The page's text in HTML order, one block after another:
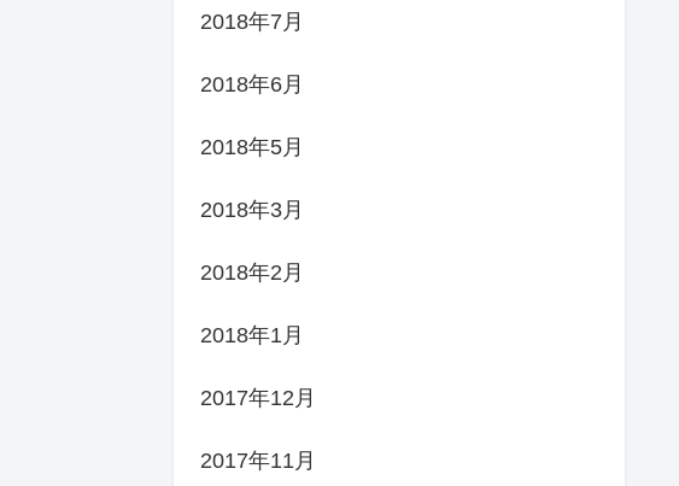
2018年7月
2018年6月
2018年5月
2018年3月
2018年2月
2018年1月
2017年12月
2017年11月